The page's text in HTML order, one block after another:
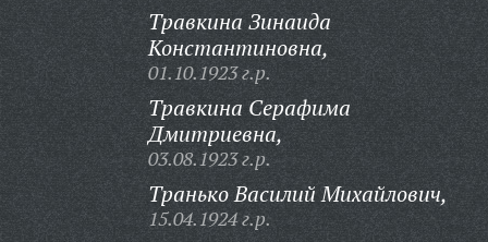
Травкина Зинаида
Константиновна,
01.10.1923 г.р.
Травкина Серафима
Дмитриевна,
03.08.1923 г.р.
Транько Василий Михайлович,
15.04.1924 г.р.